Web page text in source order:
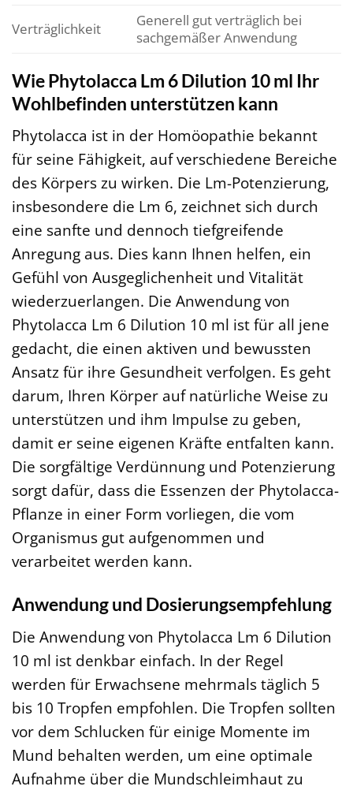
Verträglichkeit
Generell gut verträglich bei
sachgemäßer Anwendung
Wie Phytolacca Lm 6 Dilution 10 ml Ihr
Wohlbefinden unterstützen kann
Phytolacca ist in der Homöopathie bekannt
für seine Fähigkeit, auf verschiedene Bereiche
des Körpers zu wirken. Die Lm-Potenzierung,
insbesondere die Lm 6, zeichnet sich durch
eine sanfte und dennoch tiefgreifende
Anregung aus. Dies kann Ihnen helfen, ein
Gefühl von Ausgeglichenheit und Vitalität
wiederzuerlangen. Die Anwendung von
Phytolacca Lm 6 Dilution 10 ml ist für all jene
gedacht, die einen aktiven und bewussten
Ansatz für ihre Gesundheit verfolgen. Es geht
darum, Ihren Körper auf natürliche Weise zu
unterstützen und ihm Impulse zu geben,
damit er seine eigenen Kräfte entfalten kann.
Die sorgfältige Verdünnung und Potenzierung
sorgt dafür, dass die Essenzen der Phytolacca-
Pflanze in einer Form vorliegen, die vom
Organismus gut aufgenommen und
verarbeitet werden kann.
Anwendung und Dosierungsempfehlung
Die Anwendung von Phytolacca Lm 6 Dilution
10 ml ist denkbar einfach. In der Regel
werden für Erwachsene mehrmals täglich 5
bis 10 Tropfen empfohlen. Die Tropfen sollten
vor dem Schlucken für einige Momente im
Mund behalten werden, um eine optimale
Aufnahme über die Mundschleimhaut zu